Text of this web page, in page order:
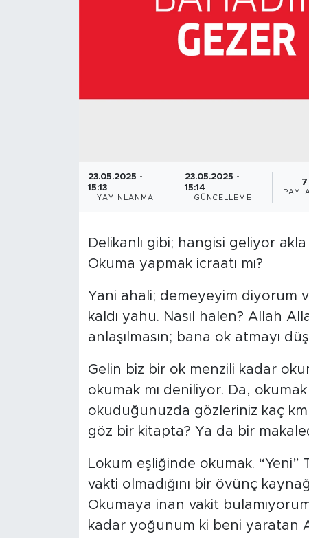
23.05.2025 -
15:13
YAYINLANMA
23.05.2025 -
15:14
GÜNCELLEME
7
Delikanlı gibi; hangisi geliyor
Okuma yapmak icraatı mı?
Yani ahali; demeyeyim diyorum
kaldı yahu. Nasıl halen? Allah
anlaşılmasın; bana ok atmayı
Gelin biz bir ok menzili kadar
okumak mı deniliyor. Da,
okuduğunuzda gözleriniz kaç
göz bir kitapta? Ya da bir
Lokum eşliğinde okumak.
vakti olmadığını bir övünç
Okumaya inan vakit
kadar yoğunum ki beni yaratan